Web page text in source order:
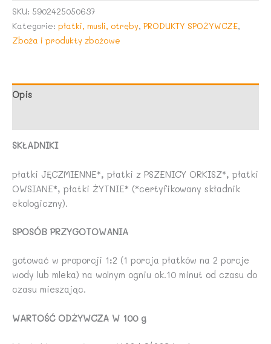
4
(ORKISZ,
BIO
BIO
SKU: 5902425050637
Kategorie: płatki, musli, otręby, PRODUKTY SPOŻYWCZE,
Zboża i produkty zbożowe
Opis
SKŁADNIKI
płatki JĘCZMIENNE*, płatki z PSZENICY ORKISZ*, płatki
OWSIANE*, płatki ŻYTNIE* (*certyfikowany składnik
ekologiczny).
SPOSÓB PRZYGOTOWANIA
gotować w proporcji 1:2 (1 porcja płatków na 2 porcje
wody lub mleka) na wolnym ogniu ok.10 minut od czasu do
czasu mieszając.
WARTOŚĆ ODŻYWCZA W 100 g